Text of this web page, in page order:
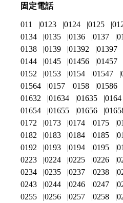
固定電話
011 0123 0124 0125
0134
0135 0136 0137
0138
0139 01392 01397
0144
0145 01456 01457
0152
0153 0154 01547
01564
0157 0158 01586
01632
01634 01635 0164
01654
01655 01656
0172
0173 0174 0175
0182
0183 0184 0185
0192
0193 0194 0195
0223
0224 0225 0226
0234
0235 0237 0238
0243
0244 0246 0247
0255
0256 0257 0258